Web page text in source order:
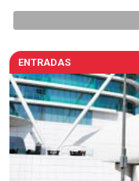
ENTRADAS